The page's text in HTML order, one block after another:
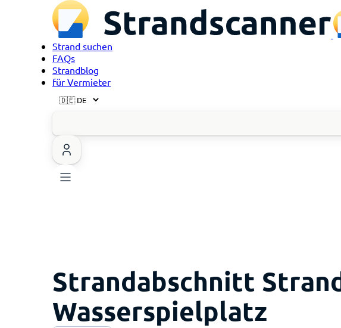
Strand suchen
FAQs
Strandblog
für Vermieter
Strandabschnitt
Wasserspielplatz